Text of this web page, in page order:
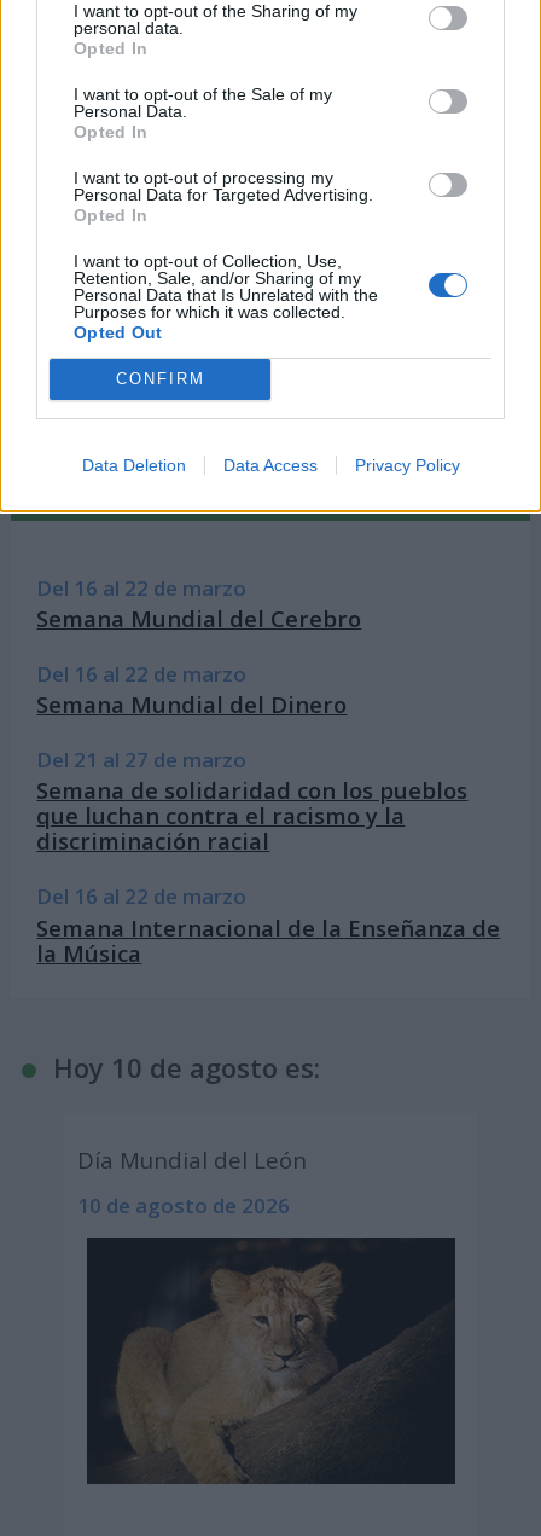
I want to opt-out of the Sharing of my
personal data.
Opted In
I want to opt-out of the Sale of my
Personal Data.
Opted In
I want to opt-out of processing my
Personal Data for Targeted Advertising.
Opted In
I want to opt-out of Collection, Use,
Retention, Sale, and/or Sharing of my
Personal Data that Is Unrelated with the
Purposes for which it was collected.
Opted Out
CONFIRM
Data Deletion Data Access Privacy Policy
Día Internacional de Solidaridad con el
Personal Detenido y Desaparecido
Día Internacional de Recuerdo de las Víctimas
de la Esclavitud y la Trata Transatlántica de
Día Mundial del Niño Por Nacer
26 de marzo
Día Mundial del Clima
Día de Conciencia sobre la Epilepsia o Día
Del 16 al 22 de marzo
Semana Mundial del Cerebro
Del 16 al 22 de marzo
Semana Mundial del Dinero
Del 21 al 27 de marzo
Semana de solidaridad con los pueblos
que luchan contra el racismo y la
discriminación racial
Del 16 al 22 de marzo
Semana Internacional de la Enseñanza de
la Música
Hoy 10 de agosto es:
Día Mundial del León
10 de agosto de 2026